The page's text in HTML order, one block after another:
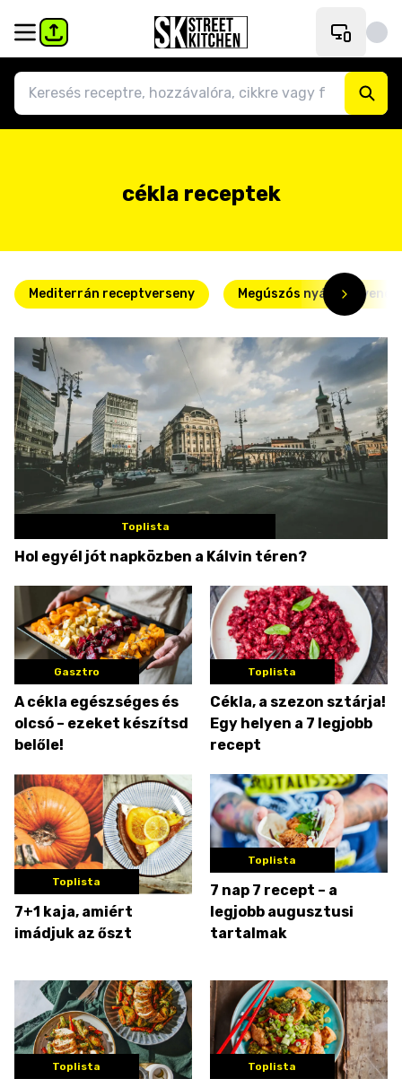
cékla receptek
Mediterrán receptverseny Megúszós nyári
Toplista
Hol egyél jót napközben a Kálvin téren?
Gasztro
A cékla egészséges és
olcsó – ezeket készítsd
belőle!
Toplista
Cékla, a szezon sztárja!
Egy helyen a 7 legjobb
recept
Toplista
7+1 kaja, amiért
imádjuk az őszt
Toplista
7 nap 7 recept – a
legjobb augusztusi
tartalmak
Toplista Toplista